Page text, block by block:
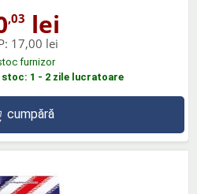
,03 lei
17,00 lei
furnizor
1 - 2 zile lucratoare
cumpără